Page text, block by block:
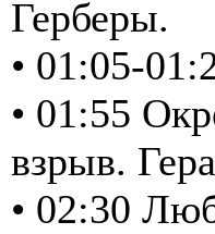
Герберы.
• 01:05-
• 01:55
взрыв.
• 02:30